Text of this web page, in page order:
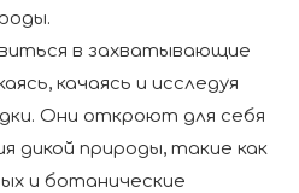
в захватывающие
качаясь и исследуя
Они откроют для себя
дикой природы, такие как
и ботанические